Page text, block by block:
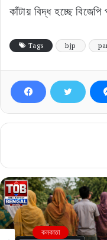
কাঁটায় বিদ্ধ হচ্ছে বিজেপি
Tags bjp
কলকাতা